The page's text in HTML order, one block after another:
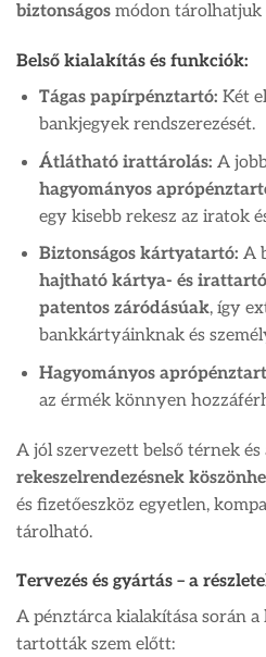
biztonságos módon tárolhatjuk
Belső kialakítás és funkciók:
Tágas papírpénztartó: Két
bankjegyek rendszerezését.
Átlátható irattárolás: A
hagyományos
egy kisebb rekesz az iratok
Biztonságos kártyatartó: A
hajtható kártya- és
patentos záródásúak, így
bankkártyáinknak és
Hagyományos
az érmék könnyen
A jól szervezett belső térnek és
rekeszelrendezésnek
és fizetőeszköz egyetlen,
tárolható.
Tervezés és gyártás – a
A pénztárca kialakítása során
tartották szem előtt: